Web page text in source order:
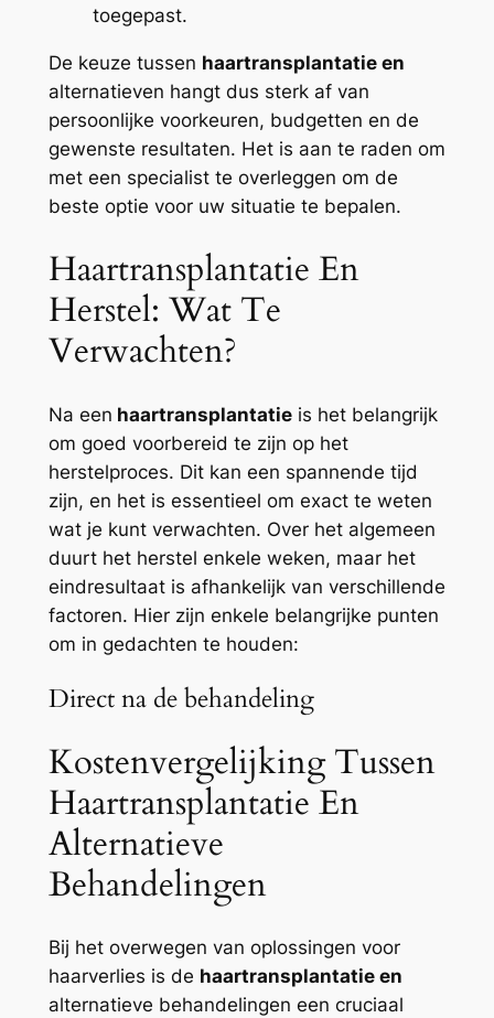
toegepast.
De keuze tussen haartransplantatie en
alternatieven hangt dus sterk af van
persoonlijke voorkeuren, budgetten en de
gewenste resultaten. Het is aan te raden om
met een specialist te overleggen om de
beste optie voor uw situatie te bepalen.
Haartransplantatie En
Herstel: Wat Te
Verwachten?
Na een haartransplantatieis het belangrijk
om goed voorbereid te zijn op het
herstelproces. Dit kan een spannende tijd
zijn, en het is essentieel om exact te weten
wat je kunt verwachten. Over het algemeen
duurt het herstel enkele weken, maar het
eindresultaat is afhankelijk van verschillende
factoren. Hier zijn enkele belangrijke punten
om in gedachten te houden:
Direct na de behandeling
Kostenvergelijking Tussen
Haartransplantatie En
Alternatieve
Behandelingen
Bij het overwegen van oplossingen voor
haarverlies is de haartransplantatie en
alternatieve behandelingen een cruciaal